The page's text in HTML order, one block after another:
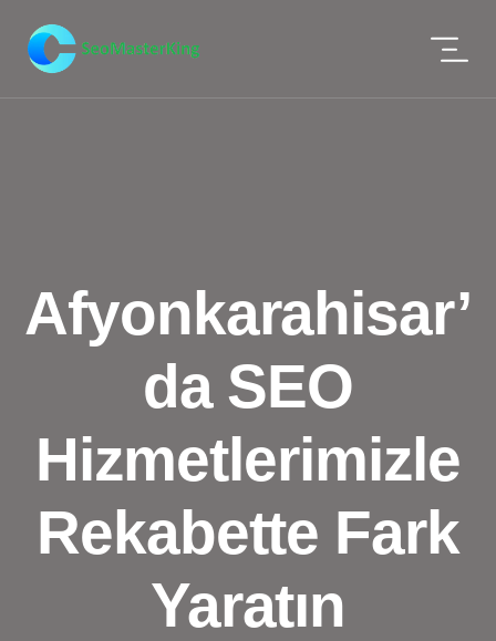
Afyonkarahisar’
da SEO
Hizmetlerimizle
Rekabette Fark
Yaratın